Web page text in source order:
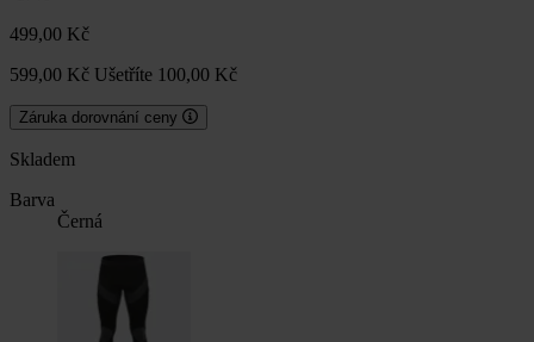
499,00 Kč
599,00 Kč Ušetříte 100,00 Kč
Záruka dorovnání ceny
Skladem
Barva
Černá